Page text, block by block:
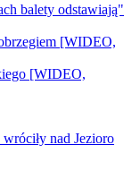
balety odstawiają"
[WIDEO,
[WIDEO,
nad Jezioro